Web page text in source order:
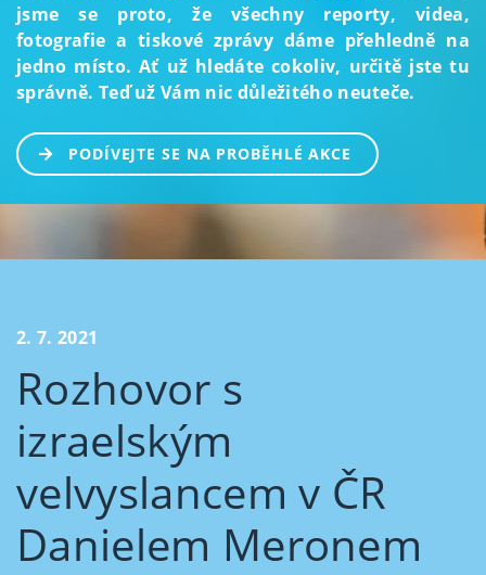
jsme se proto, že všechny reporty, videa,
fotografie a tiskové zprávy dáme přehledně na
jedno místo. Ať už hledáte cokoliv, určitě jste tu
správně. Teď už Vám nic důležitého neuteče.
PODÍVEJTE SE NA PROBĚHLÉ AKCE
2. 7. 2021
Rozhovor s
izraelským
velvyslancem v ČR
Danielem Meronem